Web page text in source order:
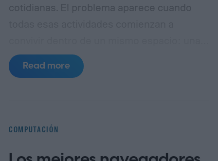
cotidianas. El problema aparece cuando
conversación puede pasar de una
estrategia de contenidos a una receta, de
usuario advierta que también está
técnica conocida como “Jaula de Pájaro” —
Read more
COMPUTACIÓN